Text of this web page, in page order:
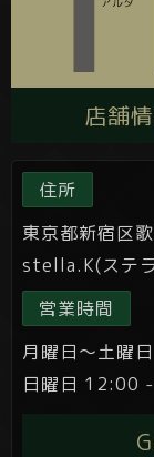
店舗
住所
東京都新宿区
stella.K(ステ
営業時間
月曜日～土曜
日曜日 12:00